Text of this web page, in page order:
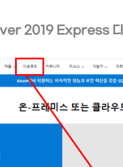
2019 Express 다